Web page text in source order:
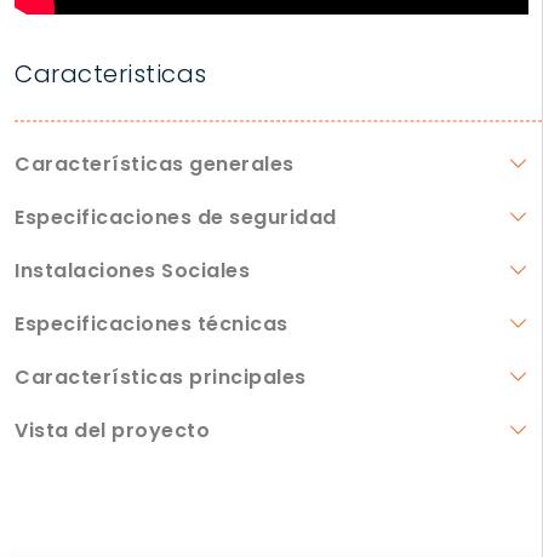
Caracteristicas
Características generales
Especificaciones de seguridad
Instalaciones Sociales
Especificaciones técnicas
Características principales
Vista del proyecto